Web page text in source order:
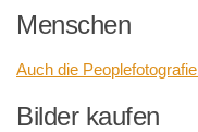
Menschen
Auch die
Bilder kaufen